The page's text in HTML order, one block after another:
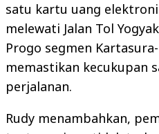
satu kartu uang
melewati Jalan Tol
Progo segmen
memastikan kecukupan
perjalanan.
Rudy menambahkan,